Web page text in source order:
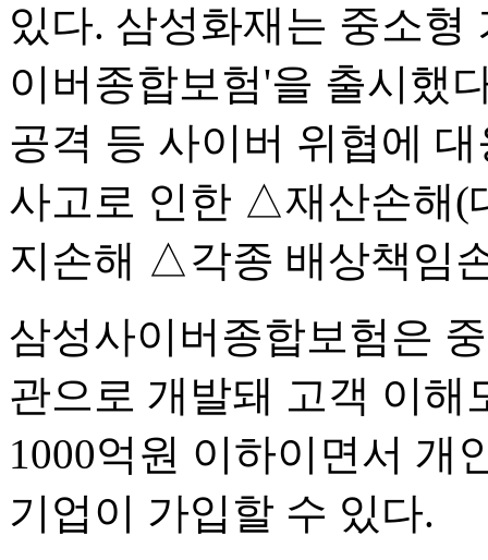
있다. 삼성화재는 중소형
이버종합보험'을 출시했
공격 등 사이버 위협에
사고로 인한 △재산손해(
지손해 △각종 배상책임
삼성사이버종합보험은
관으로 개발돼 고객 이해
1000억원 이하이면서 개
기업이 가입할 수 있다.